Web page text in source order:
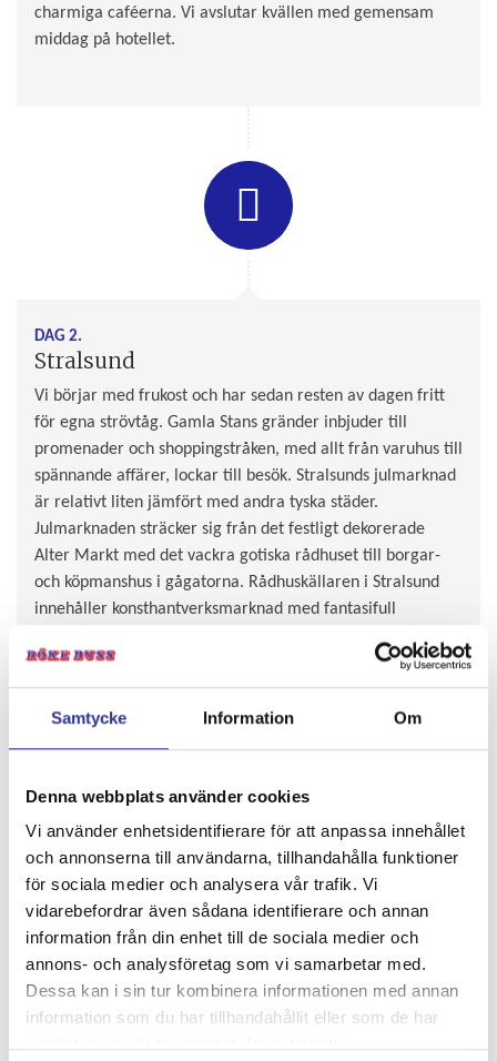
Samtycke Information Om
Denna webbplats använder cookies
Vi använder enhetsidentifierare för att anpassa innehållet
och annonserna till användarna, tillhandahålla funktioner
för sociala medier och analysera vår trafik. Vi
vidarebefordrar även sådana identifierare och annan
information från din enhet till de sociala medier och
annons- och analysföretag som vi samarbetar med.
Dessa kan i sin tur kombinera informationen med annan
information som du har tillhandahållit eller som de har
charmiga caféerna. Vi avslutar kvällen med gemensam
middag på hotellet.
DAG 2.
Stralsund
Vi börjar med frukost och har sedan resten av dagen fritt
för egna strövtåg. Gamla Stans gränder inbjuder till
promenader och shoppingstråken, med allt från varuhus till
spännande affärer, lockar till besök. Stralsunds julmarknad
är relativt liten jämfört med andra tyska städer.
Julmarknaden sträcker sig från det festligt dekorerade
Alter Markt med det vackra gotiska rådhuset till borgar-
och köpmanshus i gågatorna. Rådhuskällaren i Stralsund
innehåller konsthantverksmarknad med fantasifull
DAG 3.
Stralsund - Hemorten ca 35 mil
Dagen börjar med frukost på hotellet innan vi packar in oss
i bussen för att börja rulla mot färjan. Under kvällen är vi
åter i hemorterna efter en mysig vistelse i Stralsund